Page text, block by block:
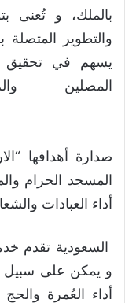
بالملك، و تُعنى
والتطوير المتصلة
يسهم في تحقيق
المصلين
صدارة أهدافها
المسجد الحرام
أداء العبادات
السعودية تقدم
و يمكن على سبيل